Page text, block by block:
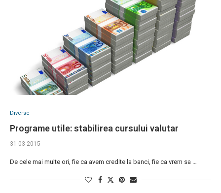
Diverse
Programe utile: stabilirea cursului valutar
31-03-2015
De cele mai multe ori, fie ca avem credite la banci, fie ca vrem sa …